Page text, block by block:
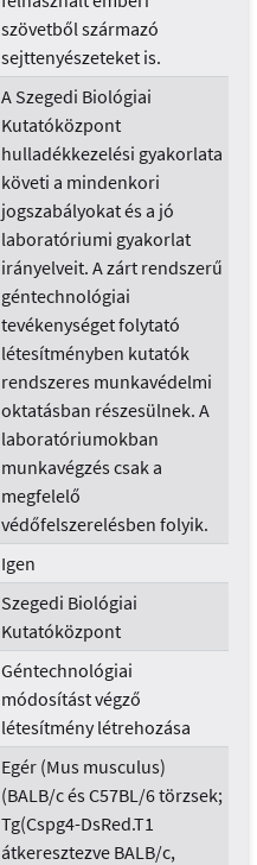
szövetből származó
sejttenyészeteket is.
A Szegedi Biológiai
Kutatóközpont
hulladékkezelési gyakorlata
követi a mindenkori
jogszabályokat és a jó
laboratóriumi gyakorlat
irányelveit. A zárt rendszerű
géntechnológiai
tevékenységet folytató
létesítményben kutatók
rendszeres munkavédelmi
oktatásban részesülnek. A
laboratóriumokban
munkavégzés csak a
megfelelő
védőfelszerelésben folyik.
Igen
Szegedi Biológiai
Kutatóközpont
Géntechnológiai
módosítást végző
létesítmény létrehozása
Egér (Mus musculus)
(BALB/c és C57BL/6 törzsek;
Tg(Cspg4-DsRed.T1
átkeresztezve BALB/c,